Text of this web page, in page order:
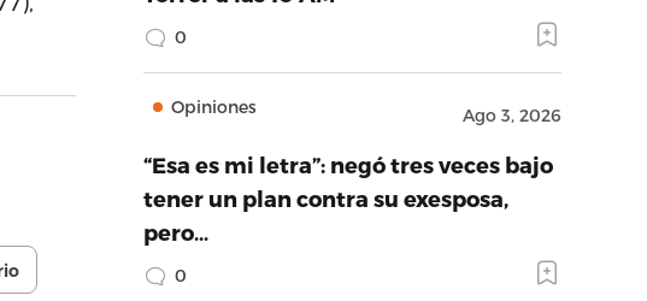
0
Opiniones Ago 3, 2026
“Esa es mi letra”: negó tres veces bajo
tener un plan contra su exesposa,
pero…
0